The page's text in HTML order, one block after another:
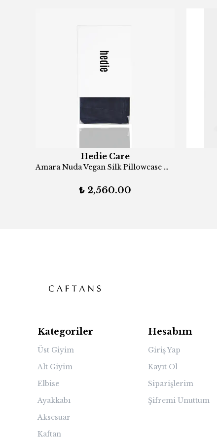
Hedie Care
Amara Nuda Vegan Silk Pillowcase NAVY
₺ 2,560.00
Kategoriler
Üst Giyim
Alt Giyim
Elbise
Ayakkabı
Aksesuar
Kaftan
Hesabım
Giriş Yap
Kayıt Ol
Siparişlerim
Şifremi Unuttum